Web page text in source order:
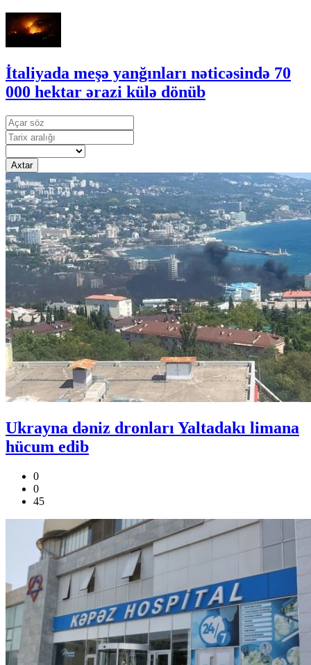
İtaliyada meşə yanğınları nəticəsində 70
000 hektar ərazi külə dönüb
Axtar
Ukrayna dəniz dronları Yaltadakı limana
hücum edib
0
0
45